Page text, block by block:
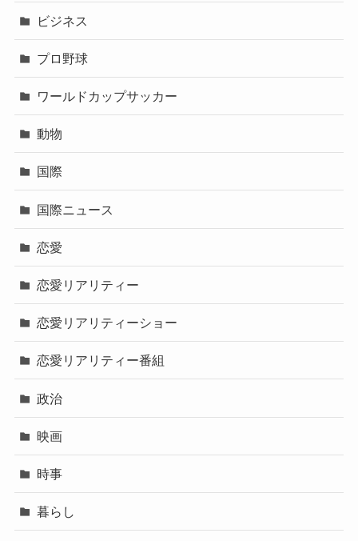
ビジネス
プロ野球
ワールドカップサッカー
動物
国際
国際ニュース
恋愛
恋愛リアリティー
恋愛リアリティーショー
恋愛リアリティー番組
政治
映画
時事
暮らし